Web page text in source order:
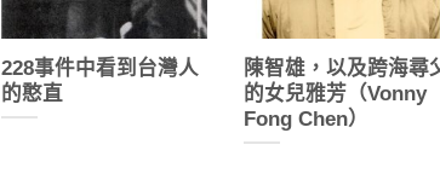
228事件中看到台灣人
的憨直
陳智雄，以及跨海尋
的女兒雅芳（Vonny
Fong Chen）